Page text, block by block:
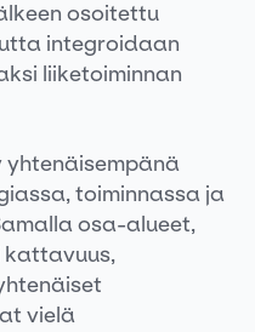
osoitettu
integroidaan
liiketoiminnan
yhtenäisempänä
toiminnassa ja
osa-alueet,
kattavuus,
vielä